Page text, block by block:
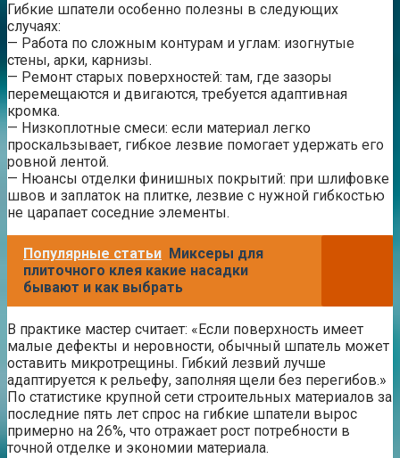
Гибкие шпатели особенно полезны в следующих
случаях:
— Работа по сложным контурам и углам: изогнутые
стены, арки, карнизы.
— Ремонт старых поверхностей: там, где зазоры
перемещаются и двигаются, требуется адаптивная
кромка.
— Низкоплотные смеси: если материал легко
проскальзывает, гибкое лезвие помогает удержать его
ровной лентой.
— Нюансы отделки финишных покрытий: при шлифовке
швов и заплаток на плитке, лезвие с нужной гибкостью
не царапает соседние элементы.
Популярные статьи Миксеры для
плиточного клея какие насадки
бывают и как выбрать
В практике мастер считает: «Если поверхность имеет
малые дефекты и неровности, обычный шпатель может
оставить микротрещины. Гибкий лезвий лучше
адаптируется к рельефу, заполняя щели без перегибов.»
По статистике крупной сети строительных материалов за
последние пять лет спрос на гибкие шпатели вырос
примерно на 26%, что отражает рост потребности в
точной отделке и экономии материала.